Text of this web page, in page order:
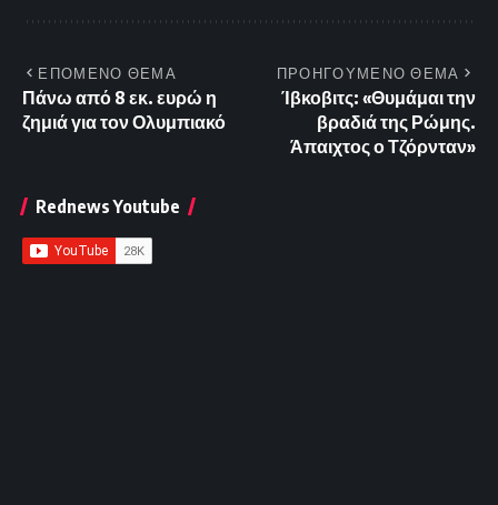
ΕΠΟΜΕΝΟ ΘΕΜΑ
Πάνω από 8 εκ. ευρώ η
ζημιά για τον Ολυμπιακό
ΠΡΟΗΓΟΥΜΕΝΟ ΘΕΜΑ
Ίβκοβιτς: «Θυμάμαι την
βραδιά της Ρώμης.
Άπαιχτος ο Τζόρνταν»
Rednews Youtube